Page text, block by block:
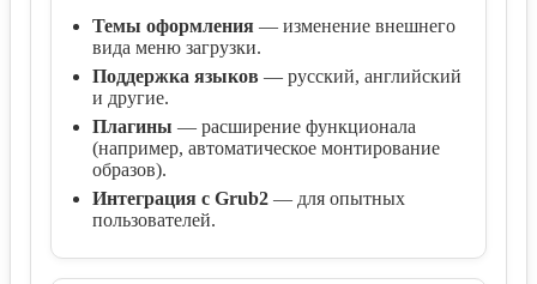
Темы оформления — изменение внешнего
вида меню загрузки.
Поддержка языков — русский, английский
и другие.
Плагины — расширение функционала
(например, автоматическое монтирование
образов).
Интеграция с Grub2 — для опытных
пользователей.